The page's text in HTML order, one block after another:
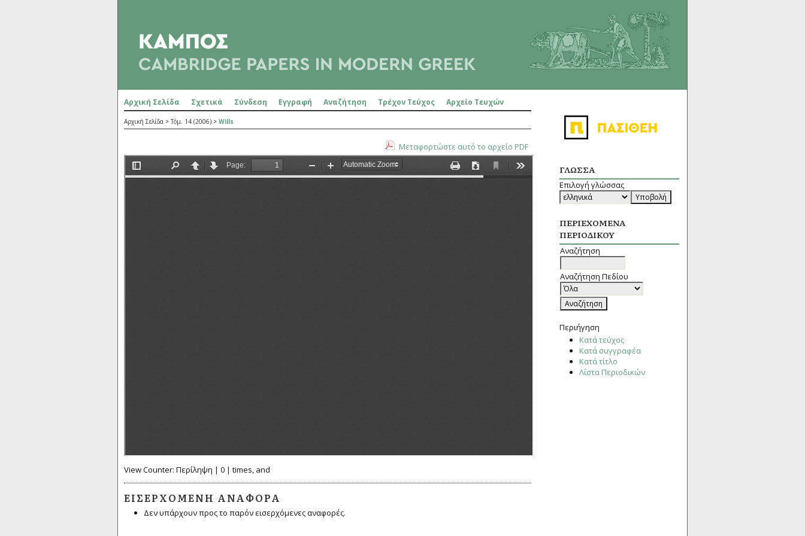
ΓΛΏΣΣΑ
Επιλογή γλώσσας
ΠΕΡΙΕΧΌΜΕΝΑ
ΠΕΡΙΟΔΙΚΟΎ
Αναζήτηση
Αναζήτηση Πεδίου
Περιήγηση
Κατά τεύχος
Κατά συγγραφέα
Κατά τίτλο
Λίστα Περιοδικών
Αρχική Σελίδα Σχετικά Σύνδεση Εγγραφή Αναζήτηση Τρέχον Τεύχος Αρχείο Τευχών
Αρχική Σελίδα >Τόμ. 14 (2006) > Wills
Μεταφορτώστε αυτό το αρχείο PDF
View Counter: Περίληψη | 0 | times, and
ΕΙΣΕΡΧΌΜΕΝΗ ΑΝΑΦΟΡΆ
Δεν υπάρχουν προς το παρόν εισερχόμενες αναφορές.